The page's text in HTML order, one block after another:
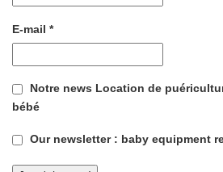
E-mail *
Notre news Location de
bébé
Our newsletter : baby equipment